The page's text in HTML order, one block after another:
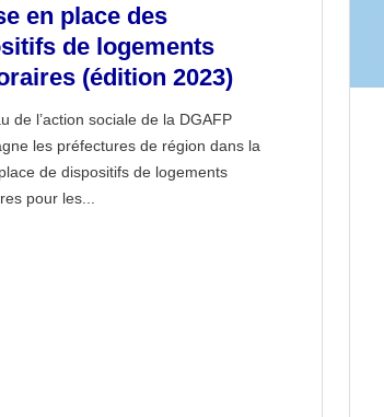
en place des
de logements
(édition 2023)
de l’action sociale de la DGAFP
les préfectures de région dans la
de dispositifs de logements
pour les...